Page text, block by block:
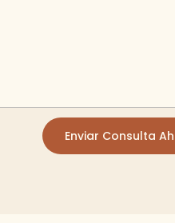
Enviar Consulta